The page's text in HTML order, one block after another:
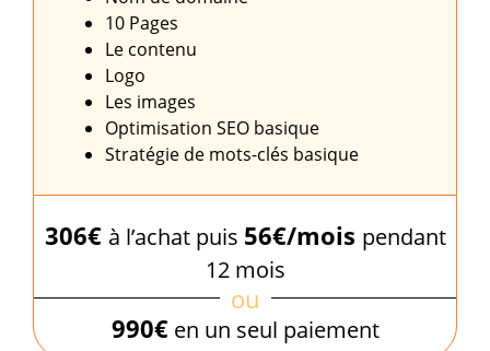
10 Pages
Le contenu
Logo
Les images
Optimisation SEO basique
Stratégie de mots-clés basique
306€ à l’achat puis 56€/mois pendant
12 mois
ou
990€en un seul paiement